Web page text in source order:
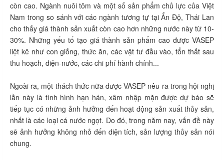
còn cao. Ngành nuôi tôm và một số sản phẩm chủ lực của Việt
Nam trong so sánh với các ngành tương tự tại Ấn Độ, Thái Lan
cho thấy giá thành sản xuất còn cao hơn những nước này từ 10-
30%. Những yếu tố tạo giá thành sản phẩm cao được VASEP
liệt kê như con giống, thức ăn, các vật tư đầu vào, tổn thất sau
thu hoạch, điện-nước, các chi phí hành chính...
Ngoài ra, một thách thức nữa được VASEP nêu ra trong hội nghị
lần này là tình hình hạn hán, xâm nhập mặn được dự báo sẽ
tiếp tục có những ảnh hưởng đến hoạt động sản xuất thủy sản,
nhất là các loại cá nước ngọt. Do đó, trong năm nay, vấn đề này
sẽ ảnh hưởng không nhỏ đến diện tích, sản lượng thủy sản nói
chung.